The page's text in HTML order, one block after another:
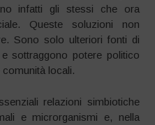
infatti gli stessi che ora
Queste soluzioni non
Sono solo ulteriori fonti di
sottraggono potere politico
comunità locali.
relazioni simbiotiche
e microrganismi e, nella